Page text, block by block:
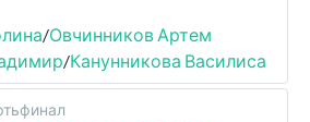
/Овчинников Артем
/Канунникова Василиса